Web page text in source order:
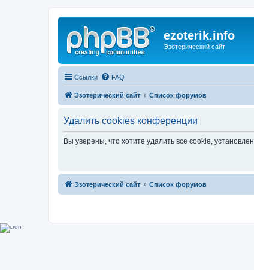
ezoterik.info
Эзотерический сайт
Ссылки FAQ
Эзотерический сайт Список форумов
Удалить cookies конференции
Вы уверены, что хотите удалить все cookie,
Эзотерический сайт Список форумов